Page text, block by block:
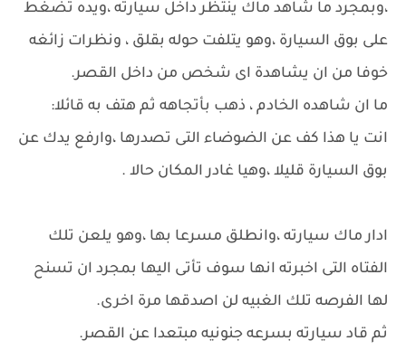
،وبمجرد ما شاهد ماك ينتظر داخل سيارته ،ويده تضغط
على بوق السيارة ،وهو يتلفت حوله بقلق ، ونظرات زائغه
خوفا من ان يشاهدة اى شخص من داخل القصر.
ما ان شاهده الخادم ، ذهب بأتجاهه ثم هتف به قائلا:
انت يا هذا كف عن الضوضاء التى تصدرها ،وارفع يدك عن
بوق السيارة قليلا ،وهيا غادر المكان حالا .
ادار ماك سيارته ،وانطلق مسرعا بها ،وهو يلعن تلك
الفتاه التى اخبرته انها سوف تأتى اليها بمجرد ان تسنح
لها الفرصه تلك الغبيه لن اصدقها مرة اخرى.
ثم قاد سيارته بسرعه جنونيه مبتعدا عن القصر.